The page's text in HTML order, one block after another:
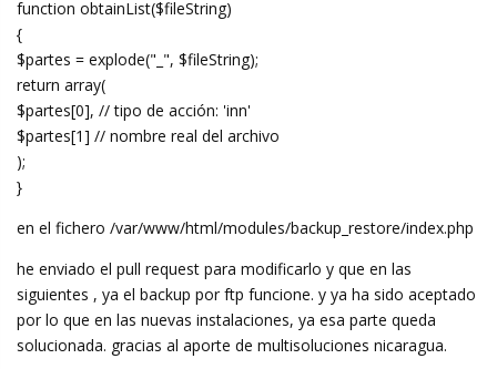
function obtainList($fileString)
{
$partes = explode("_", $fileString);
return array(
$partes[0], // tipo de acción: 'inn'
$partes[1] // nombre real del archivo
);
}
en el fichero /var/www/html/modules/backup_restore/index.php
he enviado el pull request para modificarlo y que en las
siguientes , ya el backup por ftp funcione. y ya ha sido aceptado
por lo que en las nuevas instalaciones, ya esa parte queda
solucionada. gracias al aporte de multisoluciones nicaragua.